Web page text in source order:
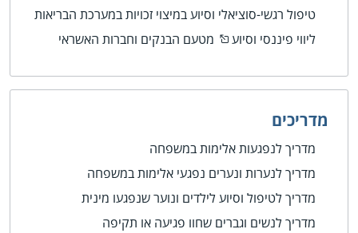
טיפול רגשי-סוציאלי וסיוע במיצוי זכויות במערכת הבריאות
ליווי פיננסי וסיוע
מטעם הבנקים וחברות האשראי
מדריכים
מדריך לנפגעות אלימות במשפחה
מדריך לנערות ונערים נפגעי אלימות במשפחה
מדריך לטיפול וסיוע לילדים ונוער שנפגעו מינית
מדריך לנשים וגברים שחוו פגיעה או תקיפה